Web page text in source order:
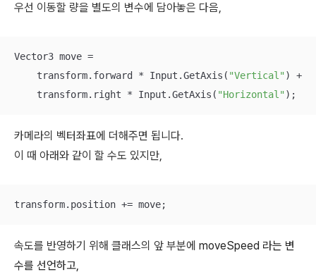
우선 이동할 량을 별도의 변수에 담아놓은 다음,
Vector3 move =
    transform.forward * Input.GetAxis(
"Vertical" ) +
    transform.right * Input.GetAxis(
"Horizontal" );
카메라의 벡터좌표에 더해주면 됩니다.
이 때 아래와 같이 할 수도 있지만,
transform.position += move;
속도를 반영하기 위해 클래스의 앞 부분에 moveSpeed 라는 변
수를 선언하고,